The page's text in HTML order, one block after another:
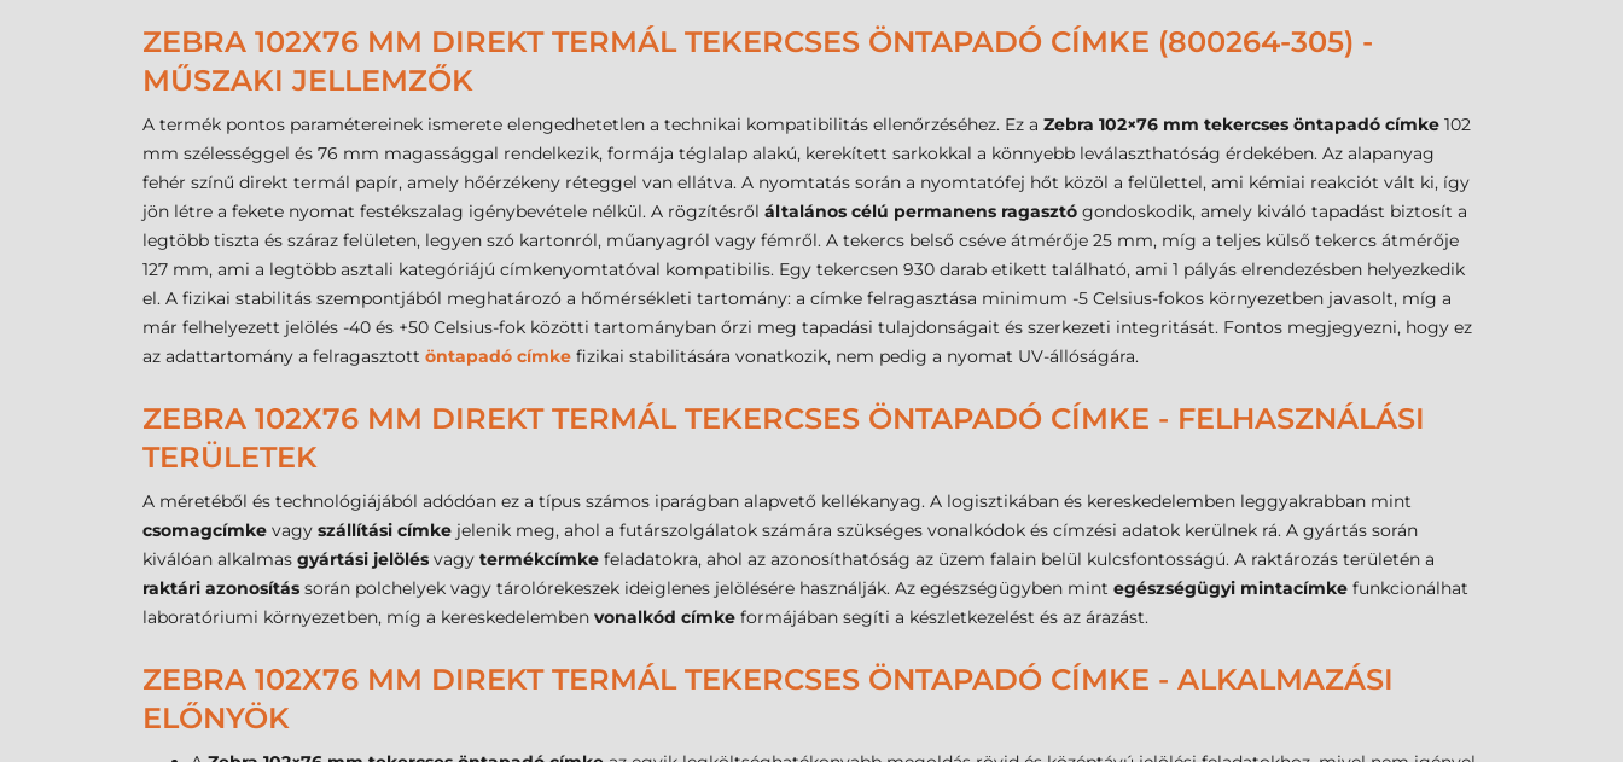
ZEBRA 102X76 MM DIREKT TERMÁL TEKERCSES ÖNTAPADÓ CÍMKE (800264-305) -
MŰSZAKI JELLEMZŐK
A termék pontos paramétereinek ismerete elengedhetetlen a technikai kompatibilitás ellenőrzéséhez. Ez a Zebra 102×76 mm tekercses öntapadó címke 102
mm szélességgel és 76 mm magassággal rendelkezik, formája téglalap alakú, kerekített sarkokkal a könnyebb leválaszthatóság érdekében. Az alapanyag
fehér színű direkt termál papír, amely hőérzékeny réteggel van ellátva. A nyomtatás során a nyomtatófej hőt közöl a felülettel, ami kémiai reakciót vált ki, így
jön létre a fekete nyomat festékszalag igénybevétele nélkül. A rögzítésről általános célú permanens ragasztó gondoskodik, amely kiváló tapadást biztosít a
legtöbb tiszta és száraz felületen, legyen szó kartonról, műanyagról vagy fémről. A tekercs belső cséve átmérője 25 mm, míg a teljes külső tekercs átmérője
127 mm, ami a legtöbb asztali kategóriájú címkenyomtatóval kompatibilis. Egy tekercsen 930 darab etikett található, ami 1 pályás elrendezésben helyezkedik
el. A fizikai stabilitás szempontjából meghatározó a hőmérsékleti tartomány: a címke felragasztása minimum -5 Celsius-fokos környezetben javasolt, míg a
már felhelyezett jelölés -40 és +50 Celsius-fok közötti tartományban őrzi meg tapadási tulajdonságait és szerkezeti integritását. Fontos megjegyezni, hogy ez
az adattartomány a felragasztott öntapadó címke fizikai stabilitására vonatkozik, nem pedig a nyomat UV-állóságára.
ZEBRA 102X76 MM DIREKT TERMÁL TEKERCSES ÖNTAPADÓ CÍMKE - FELHASZNÁLÁSI
TERÜLETEK
A méretéből és technológiájából adódóan ez a típus számos iparágban alapvető kellékanyag. A logisztikában és kereskedelemben leggyakrabban mint
csomagcímke vagy szállítási címke jelenik meg, ahol a futárszolgálatok számára szükséges vonalkódok és címzési adatok kerülnek rá. A gyártás során
kiválóan alkalmas gyártási jelölés vagy termékcímke feladatokra, ahol az azonosíthatóság az üzem falain belül kulcsfontosságú. A raktározás területén a
raktári azonosítás során polchelyek vagy tárolórekeszek ideiglenes jelölésére használják. Az egészségügyben mint egészségügyi mintacímke funkcionálhat
laboratóriumi környezetben, míg a kereskedelemben vonalkód címke formájában segíti a készletkezelést és az árazást.
ZEBRA 102X76 MM DIREKT TERMÁL TEKERCSES ÖNTAPADÓ CÍMKE - ALKALMAZÁSI
ELŐNYÖK